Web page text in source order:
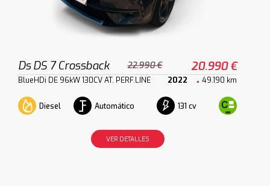
Ds DS 7 Crossback 22.990 € 20.990 €
BlueHDi DE 96kW 130CV AT. PERF.LINE 2022 49.190 km
Diesel Automático 131 cv
VER DETALLES